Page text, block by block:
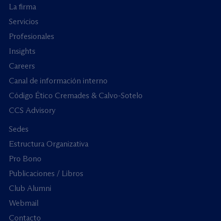
La firma
Servicios
Profesionales
Insights
Careers
Canal de información interno
Código Ético Cremades & Calvo-Sotelo
CCS Advisory
Sedes
Estructura Organizativa
Pro Bono
Publicaciones / Libros
Club Alumni
Webmail
Contacto